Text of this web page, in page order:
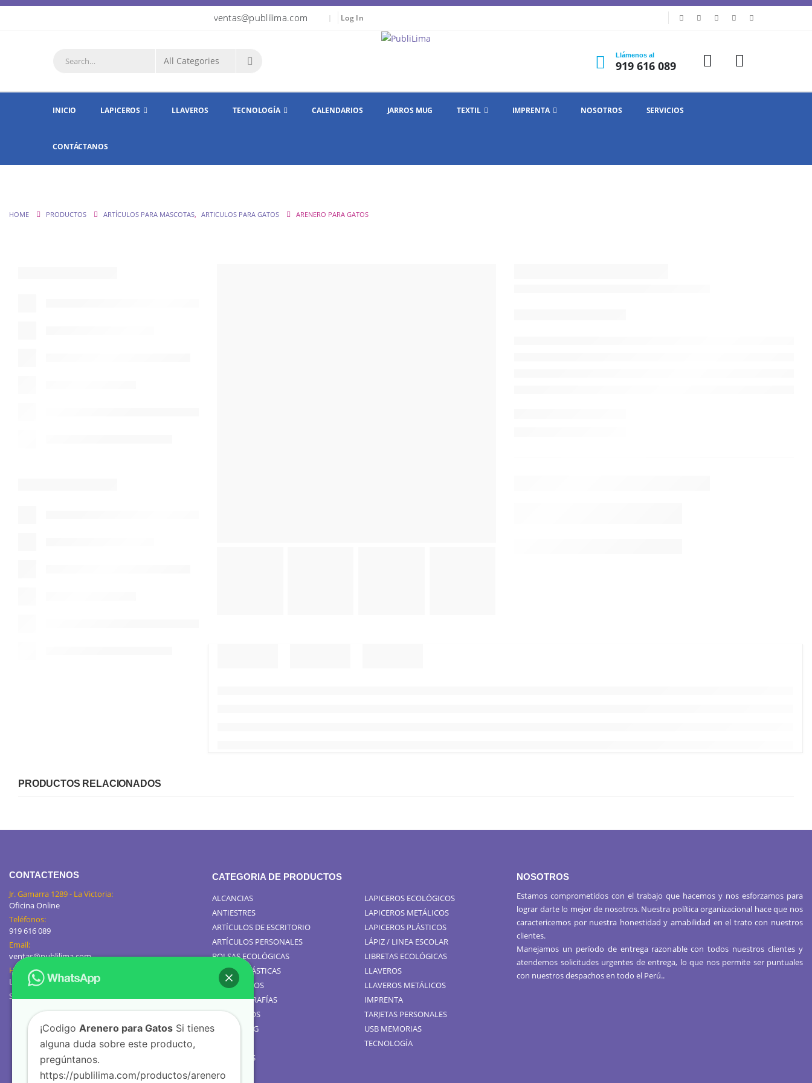
ventas@publilima.com | Log In
Llámenos al
919 616 089
INICIO LAPICEROS LLAVEROS TECNOLOGÍA CALENDARIOS JARROS MUG TEXTIL IMPRENTA NOSOTROS SERVICIOS
CONTÁCTANOS
HOME PRODUCTOS ARTÍCULOS PARA MASCOTAS, ARTICULOS PARA GATOS ARENERO PARA GATOS
PRODUCTOS RELACIONADOS
CONTACTENOS
Jr. Gamarra 1289 - La Victoria:
Oficina Online
Teléfonos:
919 616 089
Email:
ventas@publilima.com
Horario de Atención:
Lunes a Viernes / 9:00 AM - 8:00 PM
Sábados de 8am a 1pm
CATEGORIA DE PRODUCTOS
ALCANCIAS
ANTIESTRES
ARTÍCULOS DE ESCRITORIO
ARTÍCULOS PERSONALES
BOLSAS ECOLÓGICAS
BOLSAS PLÁSTICAS
CALENDARIOS
GIGANTOGRAFÍAS
TOMATODOS
JARROS MUG
GOLOSINAS
LAPICEROS ECOLÓGICOS
LAPICEROS METÁLICOS
LAPICEROS PLÁSTICOS
LÁPIZ / LINEA ESCOLAR
LIBRETAS ECOLÓGICAS
LLAVEROS
LLAVEROS METÁLICOS
IMPRENTA
TARJETAS PERSONALES
USB MEMORIAS
TECNOLOGÍA
NOSOTROS
Estamos comprometidos con el trabajo que hacemos y nos esforzamos para
lograr darte lo mejor de nosotros. Nuestra política organizacional hace que nos
caractericemos por nuestra honestidad y amabilidad en el trato con nuestros
clientes.
Manejamos un período de entrega razonable con todos nuestros clientes y
atendemos solicitudes urgentes de entrega, lo que nos permite ser puntuales
con nuestros despachos en todo el Perú..
¡Codigo Arenero para Gatos Si tienes
alguna duda sobre este producto,
pregúntanos.
https://publilima.com/productos/arenero